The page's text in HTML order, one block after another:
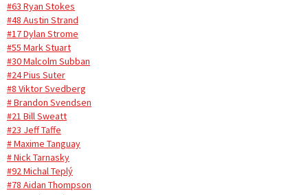
#63 Ryan Stokes
#48 Austin Strand
#17 Dylan Strome
#55 Mark Stuart
#30 Malcolm Subban
#24 Pius Suter
#8 Viktor Svedberg
# Brandon Svendsen
#21 Bill Sweatt
#23 Jeff Taffe
# Maxime Tanguay
# Nick Tarnasky
#92 Michal Teplý
#78 Aidan Thompson